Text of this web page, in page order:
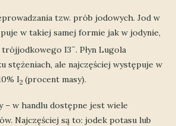
tzw. prób jodowych. Jod w
w takiej samej formie jak w jodynie,
trójjodkowego I3–. Płyn Lugola
stężeniach, ale najczęściej występuje w
I2 (procent masy).
– w handlu dostępne jest wiele
Najczęściej są to: jodek potasu lub